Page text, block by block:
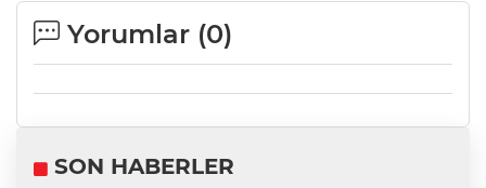
Yorumlar (0)
SON HABERLER